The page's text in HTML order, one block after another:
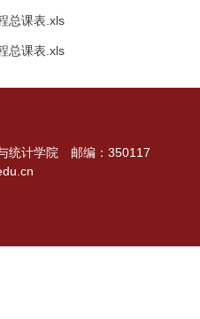
总课表.xls
总课表.xls
统计学院 邮编：350117